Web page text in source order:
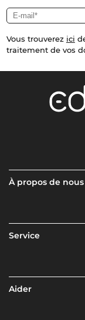
Vous trouverez ici
traitement de vos
À propos de nous
Service
Aider